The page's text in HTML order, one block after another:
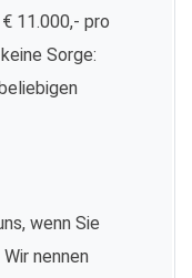
11.000,- pro
Sorge:
wenn Sie
nennen